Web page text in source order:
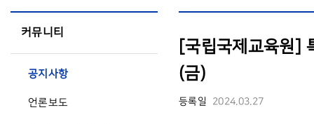
커뮤니티
공지사항
언론보도
[국립국제교육원]
(금)
등록일 2024.03.27